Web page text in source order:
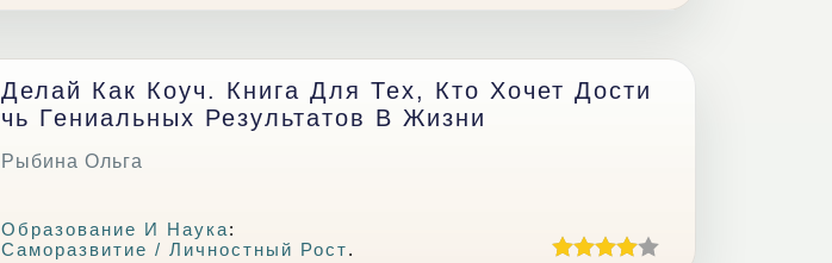
Делай Как Коуч. Книга Для Тех, Кто Хочет Дости
Чь Гениальных Результатов В Жизни
Рыбина Ольга
Образование И Наука:
Саморазвитие / Личностный Рост.